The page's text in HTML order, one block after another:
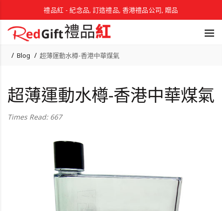
禮品紅 - 紀念品, 訂造禮品, 香港禮品公司, 贈品
Blog 超薄運動水樽-香港中華煤氣
超薄運動水樽-香港中華煤氣
Times Read: 667